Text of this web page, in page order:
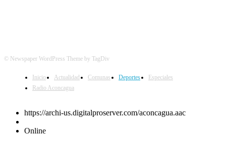
© Newspaper WordPress Theme by TagDiv
Inicio Actualidad Comunas Deportes
Especiales
Radio Aconcagua
https://archi-us.digitalproserver.com/aconcagua.aac
Online